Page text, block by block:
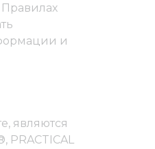
и
являются
PRACTICAL